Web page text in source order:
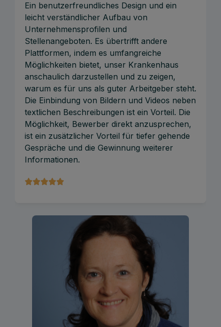
Ein benutzerfreundliches Design und ein
leicht verständlicher Aufbau von
Unternehmensprofilen und
Stellenangeboten. Es übertrifft andere
Plattformen, indem es umfangreiche
Möglichkeiten bietet, unser Krankenhaus
anschaulich darzustellen und zu zeigen,
warum es für uns als guter Arbeitgeber steht.
Die Einbindung von Bildern und Videos neben
textlichen Beschreibungen ist ein Vorteil. Die
Möglichkeit, Bewerber direkt anzusprechen,
ist ein zusätzlicher Vorteil für tiefer gehende
Gespräche und die Gewinnung weiterer
Informationen.